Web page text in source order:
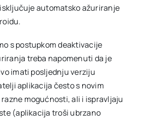
automatsko ažuriranje
s postupkom deaktivacije
treba napomenuti da je
imati posljednju verziju
aplikacija često s novim
mogućnosti, ali i ispravljaju
(aplikacija troši ubrzano